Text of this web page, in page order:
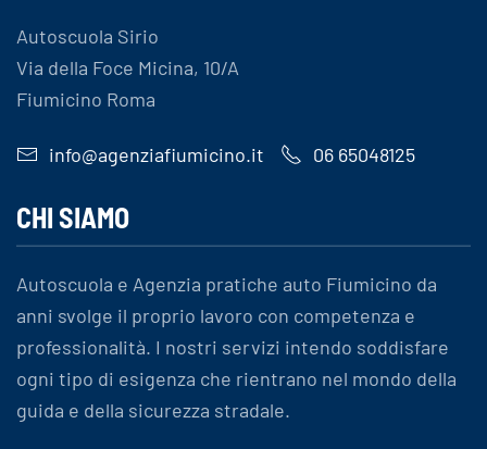
Autoscuola Sirio
Via della Foce Micina, 10/A
Fiumicino Roma
info@agenziafiumicino.it 06 65048125
CHI SIAMO
Autoscuola e Agenzia pratiche auto Fiumicino da
anni svolge il proprio lavoro con competenza e
professionalità. I nostri servizi intendo soddisfare
ogni tipo di esigenza che rientrano nel mondo della
guida e della sicurezza stradale.